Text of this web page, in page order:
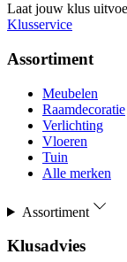
Laat jouw klus
Klusservice
Assortiment
Meubelen
Raamdecoratie
Verlichting
Vloeren
Tuin
Alle merken
Assortiment
Klusadvies